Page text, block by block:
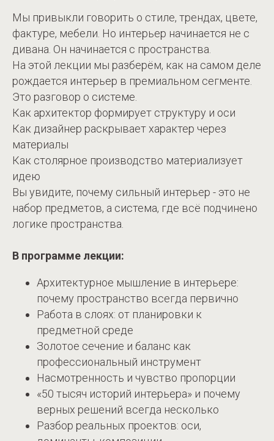
Мы привыкли говорить о стиле, трендах, цвете,
фактуре, мебели. Но интерьер начинается не с
дивана. Он начинается с пространства.
На этой лекции мы разберём, как на самом деле
рождается интерьер в премиальном сегменте.
Это разговор о системе.
Как архитектор формирует структуру и оси
Как дизайнер раскрывает характер через
материалы
Как столярное производство материализует
идею
Вы увидите, почему сильный интерьер - это не
набор предметов, а система, где всё подчинено
логике пространства.
В программе лекции:
Архитектурное мышление в интерьере:
почему пространство всегда первично
Работа в слоях: от планировки к
предметной среде
Золотое сечение и баланс как
профессиональный инструмент
Насмотренность и чувство пропорции
«50 тысяч историй интерьера» и почему
верных решений всегда несколько
Разбор реальных проектов: оси,